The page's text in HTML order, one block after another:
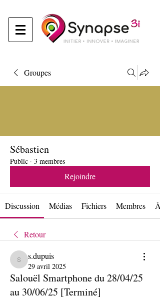
Groupes
Sébastien
Public · 3 membres
Rejoindre
Discussion Médias Fichiers Membres
Retour
s.dupuis
s.dupuis
29 avril 2025
Salouël Smartphone du 28/04/25
au 30/06/25 [Terminé]